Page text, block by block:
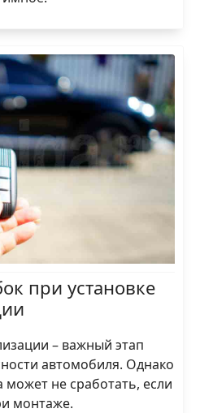
при установке
– важный этап
автомобиля. Однако
может не сработать, если
монтаже.